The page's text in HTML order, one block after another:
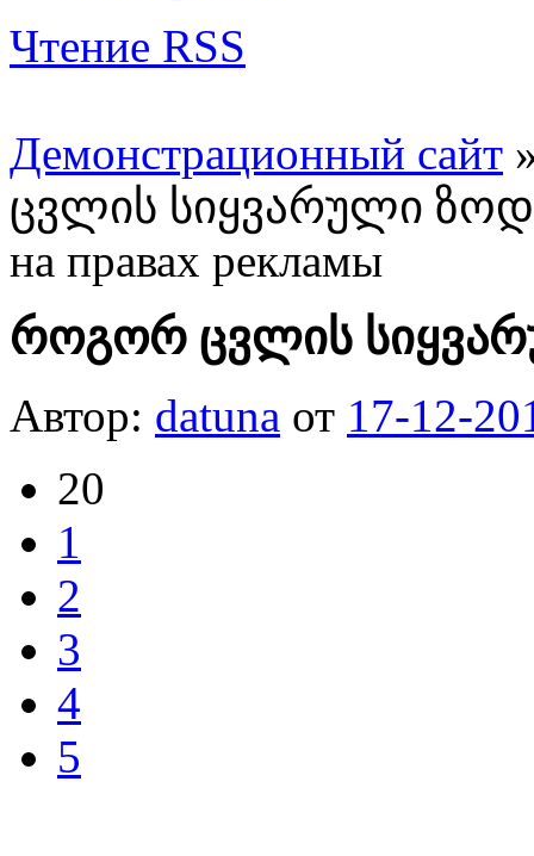
Чтение RSS
Демонстрационный сайт
ცვლის სიყვარული
на правах рекламы
როგორ ცვლის
Автор: datuna от 17-12-
20
1
2
3
4
5